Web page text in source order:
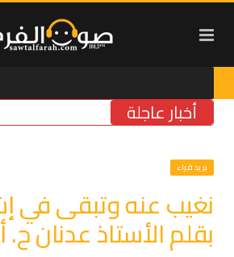
أخبار عاجلة
بريد قراء
نغيب عنه وتبقى في
بقلم الأستاذ عدنان ح.